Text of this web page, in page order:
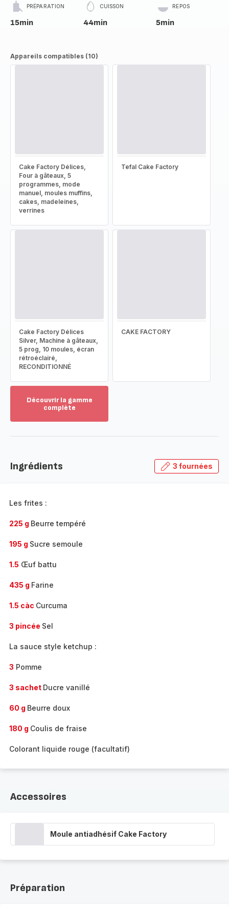
PRÉPARATION
15min
CUISSON
44min
REPOS
5min
Appareils compatibles (10)
Cake Factory Délices,
Four à gâteaux, 5
programmes, mode
manuel, moules muffins,
cakes, madeleines,
verrines
Tefal Cake Factory
Cake Factory Délices
Silver, Machine à gâteaux,
5 prog, 10 moules, écran
rétroéclairé,
RECONDITIONNÉ
CAKE FACTORY
Découvrir la gamme
complète
gamme
Ingrédients 3 fournées
Les frites :
225 g Beurre tempéré
195 g Sucre semoule
1.5 Œuf battu
435 g Farine
1.5 càc Curcuma
3 pincée Sel
La sauce style ketchup :
3 Pomme
3 sachet Ducre vanillé
60 g Beurre doux
180 g Coulis de fraise
Colorant liquide rouge (facultatif)
Accessoires
Moule antiadhésif Cake Factory
Préparation